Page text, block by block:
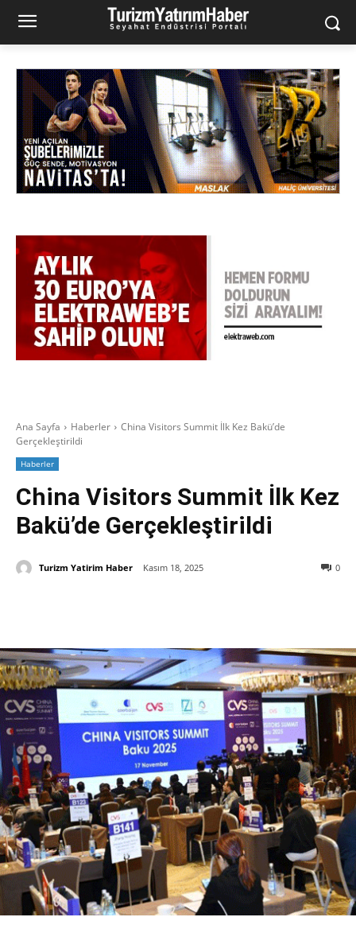
Ana Sayfa Haberler
China Visitors Summit İlk Kez Bakü’de
Gerçekleştirildi
Haberler
China Visitors Summit İlk Kez
Bakü’de Gerçekleştirildi
0
Turizm Yatirim Haber Kasım 18, 2025